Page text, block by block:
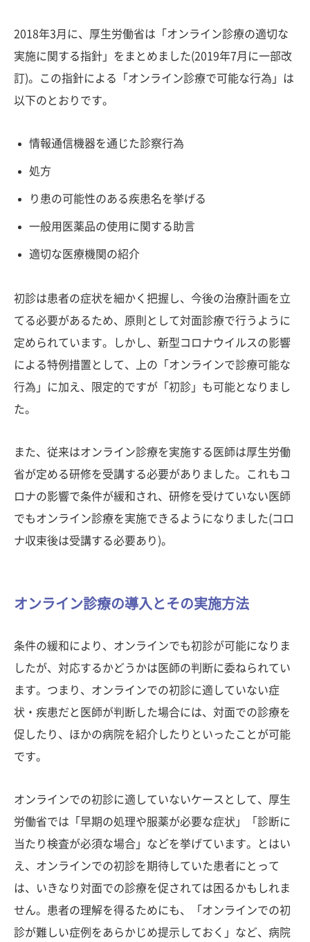
2018年3月に、厚生労働省は「オンライン診療の適切な
実施に関する指針」をまとめました(2019年7月に一部改
訂)。この指針による「オンライン診療で可能な行為」は
以下のとおりです。
情報通信機器を通じた診察行為
処方
り患の可能性のある疾患名を挙げる
一般用医薬品の使用に関する助言
適切な医療機関の紹介
初診は患者の症状を細かく把握し、今後の治療計画を立
てる必要があるため、原則として対面診療で行うように
定められています。しかし、新型コロナウイルスの影響
による特例措置として、上の「オンラインで診療可能な
行為」に加え、限定的ですが「初診」も可能となりまし
た。
また、従来はオンライン診療を実施する医師は厚生労働
省が定める研修を受講する必要がありました。これもコ
ロナの影響で条件が緩和され、研修を受けていない医師
でもオンライン診療を実施できるようになりました(コロ
ナ収束後は受講する必要あり)。
オンライン診療の導入とその実施方法
条件の緩和により、オンラインでも初診が可能になりま
したが、対応するかどうかは医師の判断に委ねられてい
ます。つまり、オンラインでの初診に適していない症
状・疾患だと医師が判断した場合には、対面での診療を
促したり、ほかの病院を紹介したりといったことが可能
です。
オンラインでの初診に適していないケースとして、厚生
労働省では「早期の処理や服薬が必要な症状」「診断に
当たり検査が必須な場合」などを挙げています。とはい
え、オンラインでの初診を期待していた患者にとって
は、いきなり対面での診療を促されては困るかもしれま
せん。患者の理解を得るためにも、「オンラインでの初
診が難しい症例をあらかじめ提示しておく」など、病院